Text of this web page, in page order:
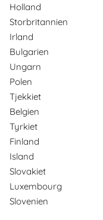
Holland
Storbritannien
Irland
Bulgarien
Ungarn
Polen
Tjekkiet
Belgien
Tyrkiet
Finland
Island
Slovakiet
Luxembourg
Slovenien